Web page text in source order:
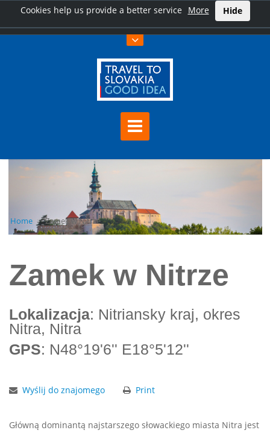
Cookies help us provide a better service More Hide
Home Zamek w Nitrze
Zamek w Nitrze
Lokalizacja: Nitriansky kraj, okres
Nitra, Nitra
GPS: N48°19'6'' E18°5'12''
Wyślij do znajomego Print
Główną dominantą najstarszego słowackiego miasta Nitra jest